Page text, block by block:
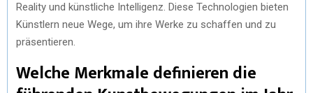
Reality und künstliche Intelligenz. Diese Technologien bieten
Künstlern neue Wege, um ihre Werke zu schaffen und zu
präsentieren.
Welche Merkmale definieren die